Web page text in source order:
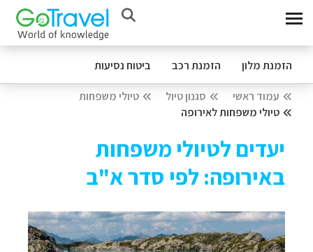
הזמנת מלון הזמנת רכב ביטוח נסיעות
עמוד ראשי סגנון טיול
טיולי משפחות
טיולי משפחות לאירופה
יעדים לטיולי משפחות
באירופה: לפי סדר א"ב